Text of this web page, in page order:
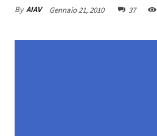
By AIAV Gennaio 21, 2010 37